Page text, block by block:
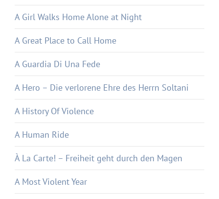
A Girl Walks Home Alone at Night
A Great Place to Call Home
A Guardia Di Una Fede
A Hero – Die verlorene Ehre des Herrn Soltani
A History Of Violence
A Human Ride
À La Carte! – Freiheit geht durch den Magen
A Most Violent Year